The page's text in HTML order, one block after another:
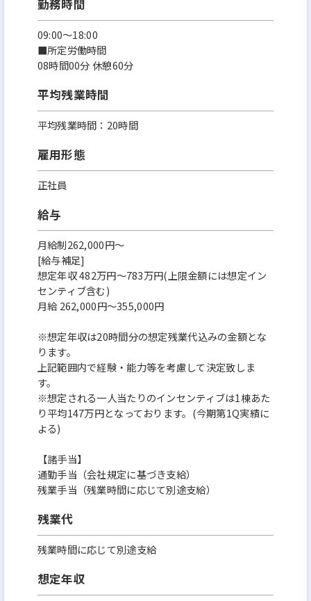
勤務時間
09:00～18:00
■所定労働時間
08時間00分 休憩60分
平均残業時間
平均残業時間：20時間
雇用形態
正社員
給与
月給制262,000円～
[給与補足]
想定年収 482万円～783万円(上限金額には想定イン
センティブ含む)
月給 262,000円～355,000円
※想定年収は20時間分の想定残業代込みの金額とな
ります。
上記範囲内で経験・能力等を考慮して決定致しま
す。
※想定される一人当たりのインセンティブは1棟あた
り平均147万円となっております。(今期第1Q実績に
よる)
【諸手当】
通勤手当（会社規定に基づき支給）
残業手当（残業時間に応じて別途支給）
残業代
残業時間に応じて別途支給
想定年収